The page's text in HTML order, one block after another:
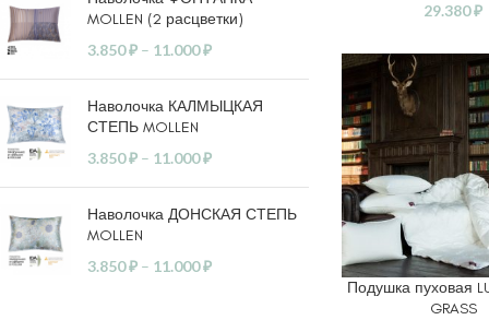
MOLLEN (2 расцветки)
3.850₽ – 11.000₽
Наволочка КАЛМЫЦКАЯ
СТЕПЬ MOLLEN
3.850₽ – 11.000₽
Наволочка ДОНСКАЯ СТЕПЬ
MOLLEN
3.850₽ – 11.000₽
29.380₽
ВЫБЕРИТЕ
Подушка пуховая
GRASS